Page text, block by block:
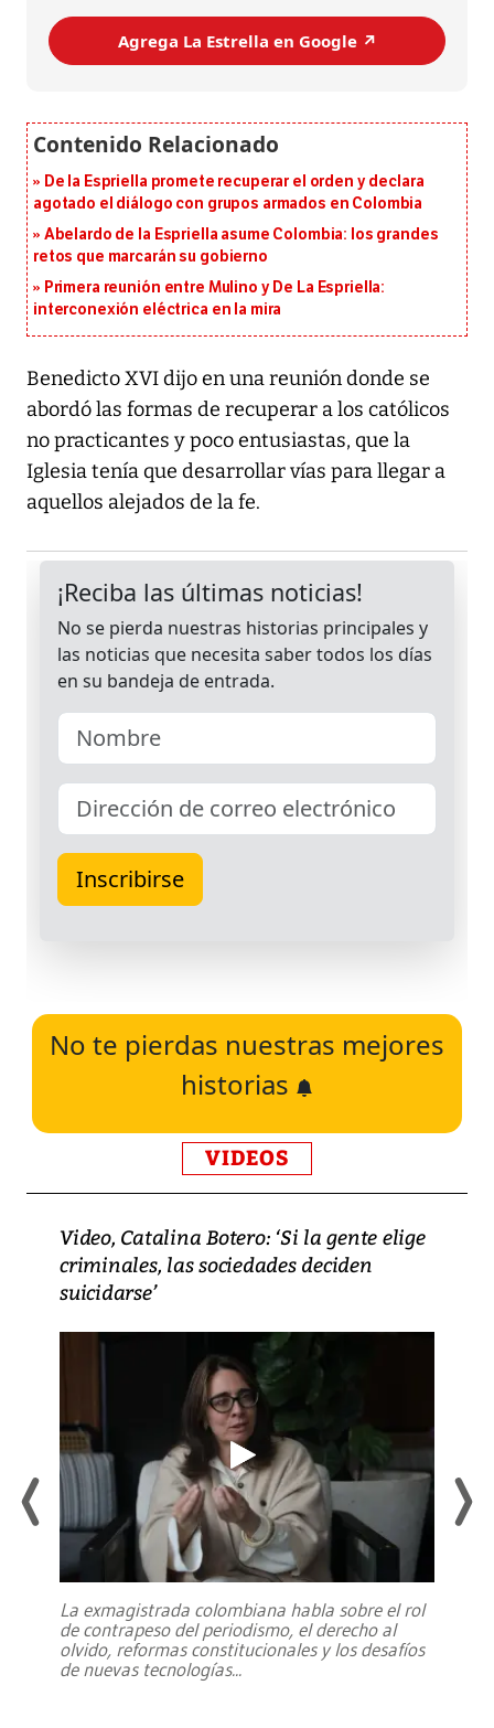
Agrega La Estrella en Google ↗️
De la Espriella promete recuperar el orden y declara
agotado el diálogo con grupos armados en Colombia
Abelardo de la Espriella asume Colombia: los grandes
retos que marcarán su gobierno
Primera reunión entre Mulino y De La Espriella:
interconexión eléctrica en la mira
Benedicto XVI dijo en una reunión donde se
abordó las formas de recuperar a los católicos
no practicantes y poco entusiastas, que la
Iglesia tenía que desarrollar vías para llegar a
aquellos alejados de la fe.
No te pierdas nuestras mejores
historias
VIDEOS
Video, Catalina Botero: ‘Si la gente elige
criminales, las sociedades deciden
suicidarse’
La exmagistrada colombiana habla sobre el rol
de contrapeso del periodismo, el derecho al
olvido, reformas constitucionales y los desafíos
de nuevas tecnologías...